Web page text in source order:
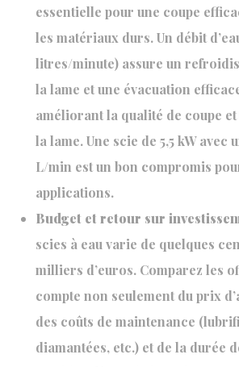
essentielle pour une coupe
les matériaux durs. Un débit
litres/minute) assure un
la lame et une évacuation
améliorant la qualité de coupe
la lame. Une scie de 5,5 kW avec
L/min est un bon compromis
applications.
Budget et retour sur
scies à eau varie de quelques
milliers d’euros. Comparez les
compte non seulement du prix
des coûts de maintenance
diamantées, etc.) et de la durée